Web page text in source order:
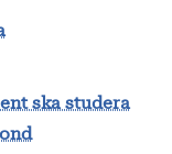
ska studera